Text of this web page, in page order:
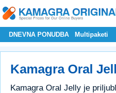
DNEVNA PONUDBA Multipaketi
Kamagra Oral
Kamagra Oral Jelly je